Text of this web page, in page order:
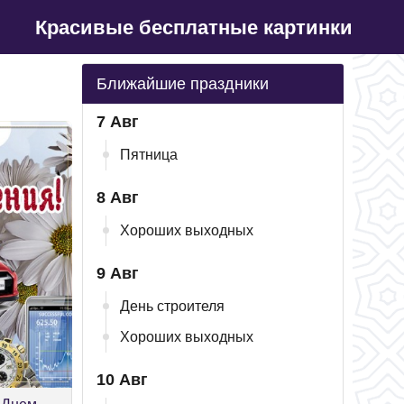
Красивые бесплатные картинки
Ближайшие праздники
7 Авг
Пятница
8 Авг
Хороших выходных
9 Авг
День строителя
Хороших выходных
10 Авг